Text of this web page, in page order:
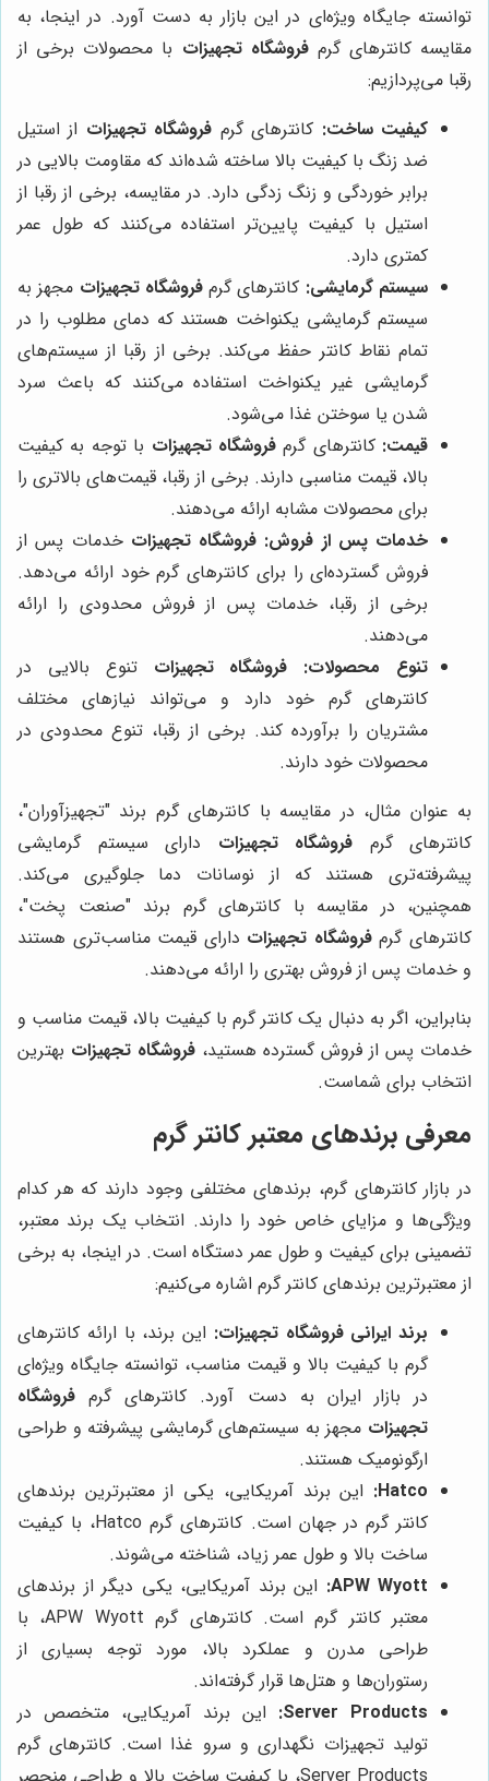
توانسته جایگاه ویژه‌ای در این بازار به دست آورد. در اینجا، به
مقایسه کانترهای گرمفروشگاه تجهیزات با محصولات برخی از
رقبا می‌پردازیم:
کیفیت ساخت: کانترهای گرم فروشگاه تجهیزات از استیل
ضد زنگ با کیفیت بالا ساخته شده‌اند که مقاومت بالایی در
برابر خوردگی و زنگ زدگی دارد. در مقایسه، برخی از رقبا از
استیل با کیفیت پایین‌تر استفاده می‌کنند که طول عمر
کمتری دارد.
سیستم گرمایشی: کانترهای گرمفروشگاه تجهیزات مجهز به
سیستم گرمایشی یکنواخت هستند که دمای مطلوب را در
تمام نقاط کانتر حفظ می‌کند. برخی از رقبا از سیستم‌های
گرمایشی غیر یکنواخت استفاده می‌کنند که باعث سرد
شدن یا سوختن غذا می‌شود.
قیمت: کانترهای گرمفروشگاه تجهیزات با توجه به کیفیت
بالا، قیمت مناسبی دارند. برخی از رقبا، قیمت‌های بالاتری را
برای محصولات مشابه ارائه می‌دهند.
خدمات پس از فروش: فروشگاه تجهیزات خدمات پس از
فروش گسترده‌ای را برای کانترهای گرم خود ارائه می‌دهد.
برخی از رقبا، خدمات پس از فروش محدودی را ارائه
می‌دهند.
تنوع محصولات:
فروشگاه تجهیزات تنوع بالایی در
کانترهای گرم خود دارد و می‌تواند نیازهای مختلف
مشتریان را برآورده کند. برخی از رقبا، تنوع محدودی در
محصولات خود دارند.
به عنوان مثال، در مقایسه با کانترهای گرم برند "تجهیزآوران"،
کانترهای گرم فروشگاه تجهیزات دارای سیستم گرمایشی
پیشرفته‌تری هستند که از نوسانات دما جلوگیری می‌کند.
همچنین، در مقایسه با کانترهای گرم برند "صنعت پخت"،
کانترهای گرمفروشگاه تجهیزات دارای قیمت مناسب‌تری هستند
و خدمات پس از فروش بهتری را ارائه می‌دهند.
بنابراین، اگر به دنبال یک کانتر گرم با کیفیت بالا، قیمت مناسب و
خدمات پس از فروش گسترده هستید، فروشگاه تجهیزات بهترین
انتخاب برای شماست.
معرفی برندهای معتبر کانتر گرم
در بازار کانترهای گرم، برندهای مختلفی وجود دارند که هر کدام
ویژگی‌ها و مزایای خاص خود را دارند. انتخاب یک برند معتبر،
تضمینی برای کیفیت و طول عمر دستگاه است. در اینجا، به برخی
از معتبرترین برندهای کانتر گرم اشاره می‌کنیم:
برند ایرانیفروشگاه تجهیزات: این برند، با ارائه کانترهای
گرم با کیفیت بالا و قیمت مناسب، توانسته جایگاه ویژه‌ای
در بازار ایران به دست آورد. کانترهای گرم فروشگاه
تجهیزات مجهز به سیستم‌های گرمایشی پیشرفته و طراحی
ارگونومیک هستند.
Hatco: این برند آمریکایی، یکی از معتبرترین برندهای
کانتر گرم در جهان است. کانترهای گرم Hatco، با کیفیت
ساخت بالا و طول عمر زیاد، شناخته می‌شوند.
APW Wyott: این برند آمریکایی، یکی دیگر از برندهای
معتبر کانتر گرم است. کانترهای گرم APW Wyott، با
طراحی مدرن و عملکرد بالا، مورد توجه بسیاری از
رستوران‌ها و هتل‌ها قرار گرفته‌اند.
Server Products:
این برند آمریکایی، متخصص در
تولید تجهیزات نگهداری و سرو غذا است. کانترهای گرم